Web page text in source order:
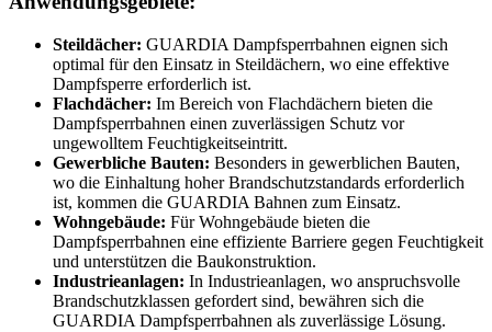
Steildächer: GUARDIA Dampfsperrbahnen eignen sich
optimal für den Einsatz in Steildächern, wo eine effektive
Dampfsperre erforderlich ist.
Flachdächer: Im Bereich von Flachdächern bieten die
Dampfsperrbahnen einen zuverlässigen Schutz vor
ungewolltem Feuchtigkeitseintritt.
Gewerbliche Bauten: Besonders in gewerblichen Bauten,
wo die Einhaltung hoher Brandschutzstandards erforderlich
ist, kommen die GUARDIA Bahnen zum Einsatz.
Wohngebäude: Für Wohngebäude bieten die
Dampfsperrbahnen eine effiziente Barriere gegen Feuchtigkeit
und unterstützen die Baukonstruktion.
Industrieanlagen: In Industrieanlagen, wo anspruchsvolle
Brandschutzklassen gefordert sind, bewähren sich die
GUARDIA Dampfsperrbahnen als zuverlässige Lösung.